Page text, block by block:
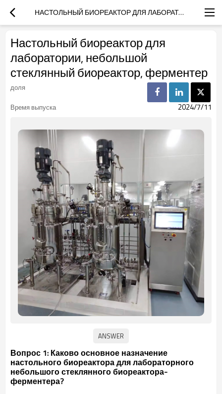
НАСТОЛЬНЫЙ БИОРЕАКТОР ДЛЯ ЛАБОРАТОРИИ, НЕБОЛЬШОЙ СТЕКЛЯННЫЙ БИОРЕАКТОР, ФЕРМЕНТЕР
Настольный биореактор для
лаборатории, небольшой
стеклянный биореактор, ферментер
доля
Время выпуска
2024/7/11
Вопрос 1: Каково основное назначение
настольного биореактора для лабораторного
небольшого стеклянного биореактора-
ферментера?